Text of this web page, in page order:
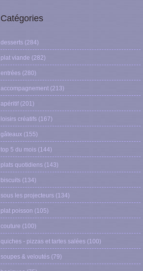
Catégories
desserts (284)
plat viande (282)
entrées (280)
accompagnement (213)
apéritif (201)
loisirs créatifs (167)
gâteaux (155)
top 5 du mois (144)
plats quotidiens (143)
biscuits (134)
sous les projecteurs (134)
plat poisson (105)
couture (100)
quiches - pizzas et tartes salées (100)
soupes & veloutés (79)